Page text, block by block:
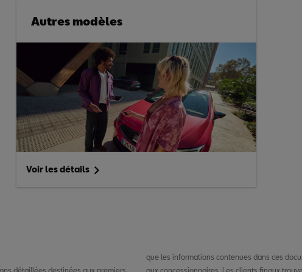
Autres modèles
Voir les détails
détaillées destinées aux premiers
que les informations contenues dans ces
sur les fonctions de leurs